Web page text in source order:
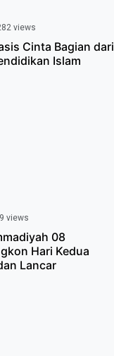
views
Cinta Bagian dari
Islam
views
08
Hari Kedua
Lancar